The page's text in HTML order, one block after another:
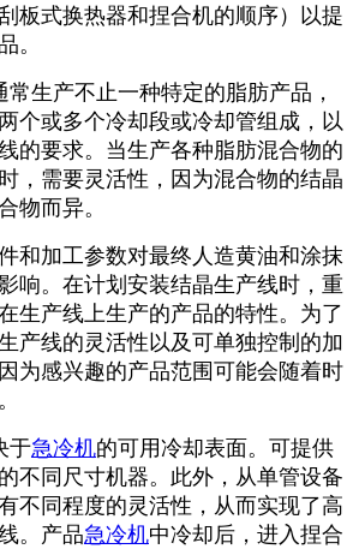
板式换热器和捏合机的顺序）以提
。
生产不止一种特定的脂肪产品，
个或多个冷却段或冷却管组成，以
的要求。当生产各种脂肪混合物的
，需要灵活性，因为混合物的结晶
物而异。
和加工参数对最终人造黄油和涂抹
响。在计划安装结晶生产线时，重
生产线上生产的产品的特性。为了
产线的灵活性以及可单独控制的加
为感兴趣的产品范围可能会随着时
于急冷机的可用冷却表面。可提供
不同尺寸机器。此外，从单管设备
不同程度的灵活性，从而实现了高
。产品急冷机中冷却后，进入捏合